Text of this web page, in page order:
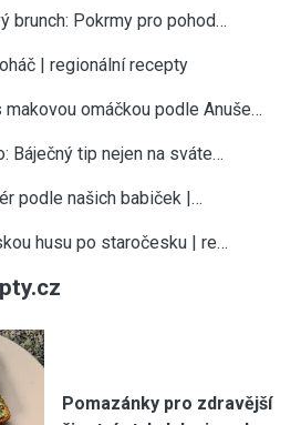
brunch: Pokrmy pro pohod…
| regionální recepty
omáčkou podle Anuše…
Báječný tip nejen na sváte…
podle našich babiček |…
husu po staročesku | re…
Pomazánky pro zdravější